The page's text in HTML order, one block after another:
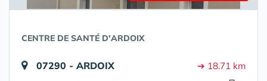
CENTRE DE SANTÉ D'ARDOIX
07290 - ARDOIX ➔ 18.71 km